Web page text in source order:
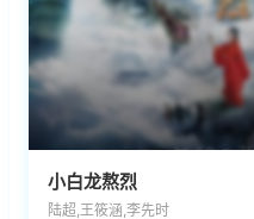
小白龙熬烈
陆超,王筱涵,李先时